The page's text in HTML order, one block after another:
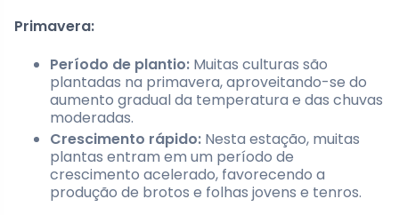
Primavera:
Período de plantio: Muitas culturas são
plantadas na primavera, aproveitando-se do
aumento gradual da temperatura e das chuvas
moderadas.
Crescimento rápido: Nesta estação, muitas
plantas entram em um período de
crescimento acelerado, favorecendo a
produção de brotos e folhas jovens e tenros.